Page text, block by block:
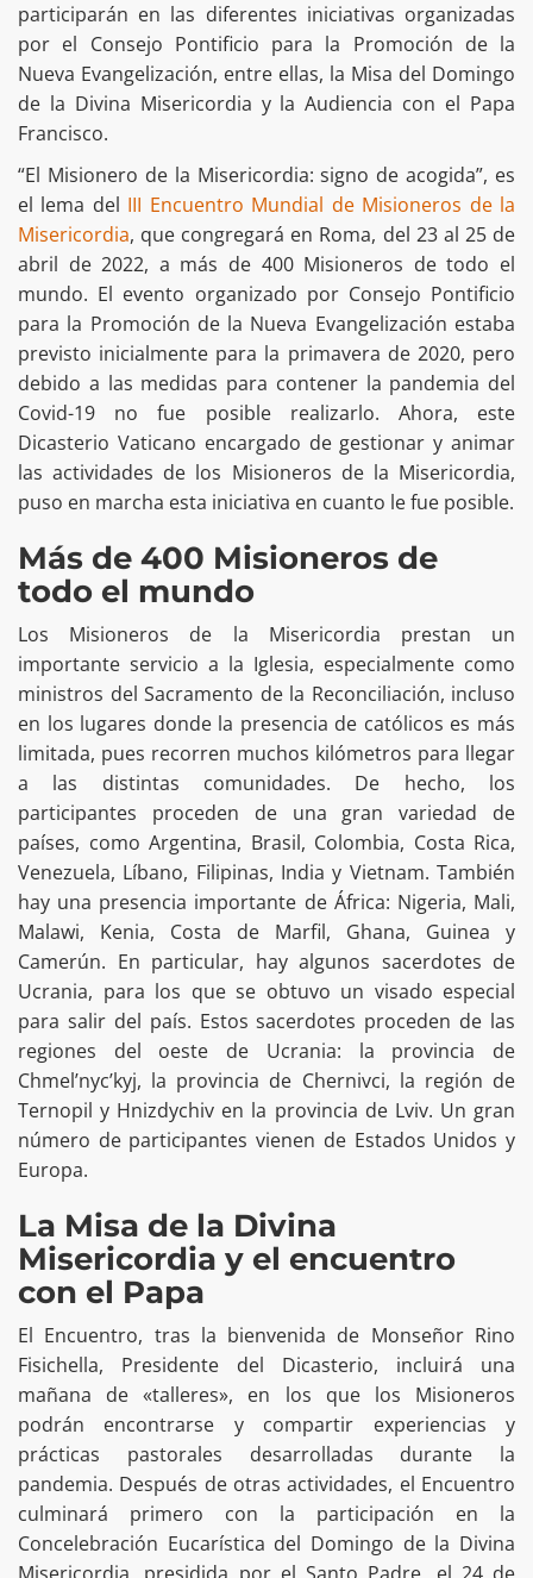
participarán en las diferentes iniciativas organizadas
por el Consejo Pontificio para la Promoción de la
Nueva Evangelización, entre ellas, la Misa del Domingo
de la Divina Misericordia y la Audiencia con el Papa
Francisco.
“El Misionero de la Misericordia: signo de acogida”, es
el lema del III Encuentro Mundial de Misioneros de la
Misericordia, que congregará en Roma, del 23 al 25 de
abril de 2022, a más de 400 Misioneros de todo el
mundo. El evento organizado por Consejo Pontificio
para la Promoción de la Nueva Evangelización estaba
previsto inicialmente para la primavera de 2020, pero
debido a las medidas para contener la pandemia del
Covid-19 no fue posible realizarlo. Ahora, este
Dicasterio Vaticano encargado de gestionar y animar
las actividades de los Misioneros de la Misericordia,
puso en marcha esta iniciativa en cuanto le fue posible.
Más de 400 Misioneros de
todo el mundo
Los Misioneros de la Misericordia prestan un
importante servicio a la Iglesia, especialmente como
ministros del Sacramento de la Reconciliación, incluso
en los lugares donde la presencia de católicos es más
limitada, pues recorren muchos kilómetros para llegar
a las distintas comunidades. De hecho, los
participantes proceden de una gran variedad de
países, como Argentina, Brasil, Colombia, Costa Rica,
Venezuela, Líbano, Filipinas, India y Vietnam. También
hay una presencia importante de África: Nigeria, Mali,
Malawi, Kenia, Costa de Marfil, Ghana, Guinea y
Camerún. En particular, hay algunos sacerdotes de
Ucrania, para los que se obtuvo un visado especial
para salir del país. Estos sacerdotes proceden de las
regiones del oeste de Ucrania: la provincia de
Chmel’nyc’kyj, la provincia de Chernivci, la región de
Ternopil y Hnizdychiv en la provincia de Lviv. Un gran
número de participantes vienen de Estados Unidos y
Europa.
La Misa de la Divina
Misericordia y el encuentro
con el Papa
El Encuentro, tras la bienvenida de Monseñor Rino
Fisichella, Presidente del Dicasterio, incluirá una
mañana de «talleres», en los que los Misioneros
podrán encontrarse y compartir experiencias y
prácticas pastorales desarrolladas durante la
pandemia. Después de otras actividades, el Encuentro
culminará primero con la participación en la
Concelebración Eucarística del Domingo de la Divina